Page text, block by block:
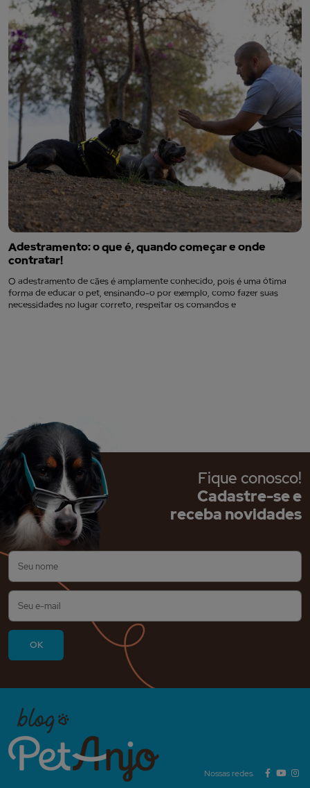
Adestramento: o que é, quando começar e onde
contratar!
O adestramento de cães é amplamente conhecido, pois é uma ótima
forma de educar o pet, ensinando-o por exemplo, como fazer suas
necessidades no lugar correto, respeitar os comandos e
Fique conosco!
Cadastre-se e
receba novidades
Nossas redes: